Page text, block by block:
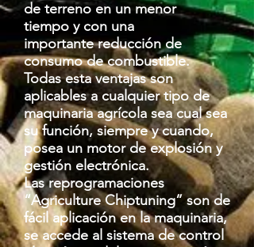
de terreno en un menor
tiempo y con una
importante reducción de
consumo de combustible.
Todas esta ventajas son
aplicables a cualquier tipo de
maquinaria agrícola sea cual sea
su función, siempre y cuando,
posea un motor de explosión y
gestión electrónica.
Las reprogramaciones
“Agriculture Chiptuning” son de
fácil aplicación en la maquinaria,
se accede al sistema de control